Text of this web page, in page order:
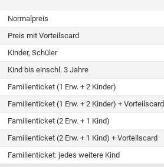
Normalpreis
Preis mit Vorteilscard
Kinder, Schüler
Kind bis einschl. 3 Jahre
Familienticket (1 Erw. + 2 Kinder)
Familienticket (1 Erw. + 2 Kinder) + Vorteilscard
Familienticket (2 Erw. + 1 Kind)
Familienticket (2 Erw. + 1 Kind) + Vorteilscard
Familienticket: jedes weitere Kind